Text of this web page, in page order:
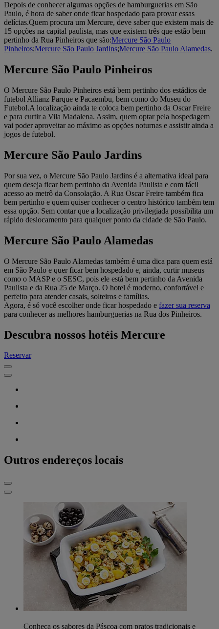
Depois de conhecer algumas opções de hamburguerias em São
Paulo, é hora de saber onde ficar hospedado para provar essas
delícias.Quem procura um Mercure, deve saber que existem mais de
15 opções na capital paulista, mas que existem três que estão bem
pertinho da Rua Pinheiros que são:Mercure São Paulo
Pinheiros;Mercure São Paulo Jardins;Mercure São Paulo Alamedas.
Mercure São Paulo Pinheiros
O Mercure São Paulo Pinheiros está bem pertinho dos estádios de
futebol Allianz Parque e Pacaembu, bem como do Museu do
Futebol.A localização ainda te coloca bem pertinho da Oscar Freire
e para curtir a Vila Madalena. Assim, quem optar pela hospedagem
vai poder aproveitar ao máximo as opções noturnas e assistir ainda a
jogos de futebol.
Mercure São Paulo Jardins
Por sua vez, o Mercure São Paulo Jardins é a alternativa ideal para
quem deseja ficar bem pertinho da Avenida Paulista e com fácil
acesso ao metrô da Consolação. A Rua Oscar Freire também fica
bem pertinho e quem quiser conhecer o centro histórico também tem
essa opção. Sem contar que a localização privilegiada possibilita um
rápido deslocamento para qualquer ponto da cidade de São Paulo.
Mercure São Paulo Alamedas
O Mercure São Paulo Alamedas também é uma dica para quem está
em São Paulo e quer ficar bem hospedado e, ainda, curtir museus
como o MASP e o SESC, pois ele está bem pertinho da Avenida
Paulista e da Rua 25 de Março. O hotel é moderno, confortável e
perfeito para atender casais, solteiros e famílias.
Agora, é só você escolher onde ficar hospedado e fazer sua reserva
para conhecer as melhores hamburguerias na Rua dos Pinheiros.
Descubra nossos hotéis Mercure
Reservar
Outros endereços locais
Conheça os sabores da Páscoa com pratos tradicionais e